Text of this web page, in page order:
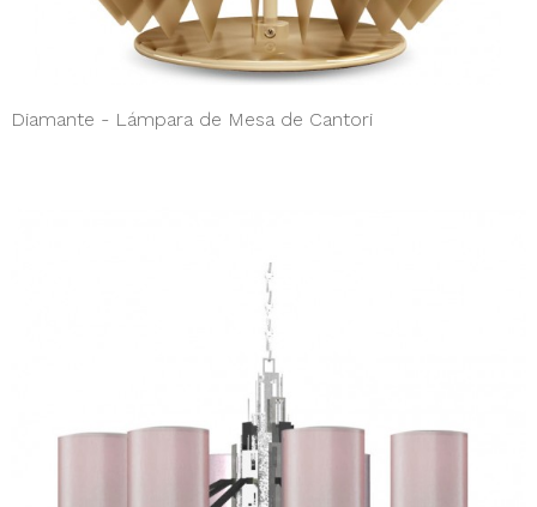
Diamante - Lámpara de Mesa de Cantori